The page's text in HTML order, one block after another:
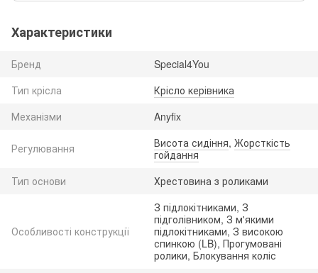
Характеристики
Бренд
Special4You
Тип крісла
Крісло керівника
Механізми
Anyfix
Регулювання Висота сидіння, Жорсткість
гойдання
Тип основи
Хрестовина з роликами
Особливості конструкції
З підлокітниками, З
підголівником, З м'якими
підлокітниками, З високою
спинкою (LB), Прогумовані
ролики, Блокування коліс